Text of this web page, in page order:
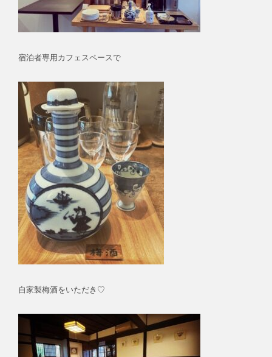
宿泊者専用カフェスペースで
自家製梅酒をいただき♡